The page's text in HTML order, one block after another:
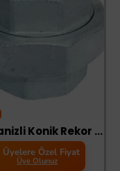
Galvanizli Konik Rekor 2 lik
Üyelere Özel Fiyat
Üye Olunuz